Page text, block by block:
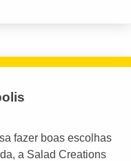
fazer boas escolhas
a Salad Creations